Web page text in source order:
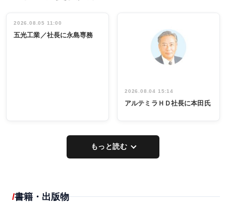
インタビュ
ー／社内ア
祝う 業界関
係者ら220人
出席
2026.08.05 11:00
五光工業／社長に永島専務
2026.08.04 15:14
アルテミラＨＤ社長に本田氏
もっと読む
書籍・出版物